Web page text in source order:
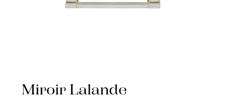
Miroir Lalande